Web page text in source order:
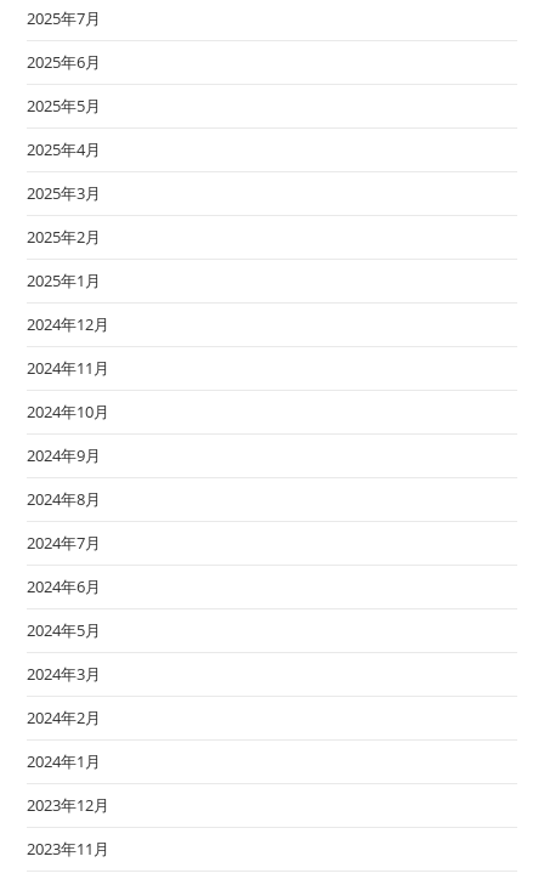
2025年7月
2025年6月
2025年5月
2025年4月
2025年3月
2025年2月
2025年1月
2024年12月
2024年11月
2024年10月
2024年9月
2024年8月
2024年7月
2024年6月
2024年5月
2024年3月
2024年2月
2024年1月
2023年12月
2023年11月